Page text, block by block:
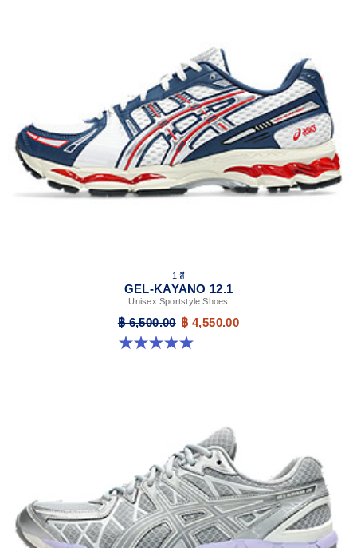
1 สี
GEL-KAYANO 12.1
Unisex Sportstyle Shoes
฿ 6,500.00 ฿ 4,550.00
5.0 จาก 5 ดาว 6 รีวิว